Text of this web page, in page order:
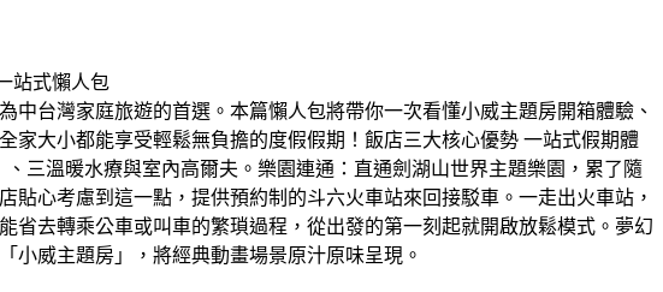
台灣家庭旅遊的首選。本篇懶人包將帶你一次看懂小威主題房開箱體驗、
大小都能享受輕鬆無負擔的度假假期！飯店三大核心優勢 一站式假期體
三溫暖水療與室內高爾夫。樂園連通：直通劍湖山世界主題樂園，累了隨
心考慮到這一點，提供預約制的斗六火車站來回接駁車。一走出火車站，
省去轉乘公車或叫車的繁瑣過程，從出發的第一刻起就開啟放鬆模式。夢幻
小威主題房」，將經典動畫場景原汁原味呈現。